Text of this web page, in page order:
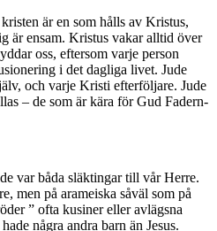
är en som hålls av Kristus,
är ensam. Kristus vakar alltid över
oss, eftersom varje person
i det dagliga livet. Jude
och varje Kristi efterföljare. Jude
– de som är kära för Gud Fadern-
var båda släktingar till vår Herre.
men på arameiska såväl som på
” ofta kusiner eller avlägsna
några andra barn än Jesus.